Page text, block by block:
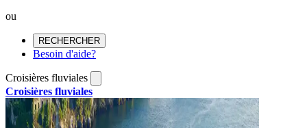
ou
RECHERCHER
Besoin d'aide?
Croisières fluviales
Croisières fluviales